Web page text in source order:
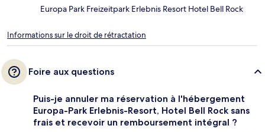
Europa Park Freizeitpark Erlebnis Resort Hotel Bell Rock
Informations sur le droit de rétractation
Foire aux questions
Puis-je annuler ma réservation à l'hébergement
Europa-Park Erlebnis-Resort, Hotel Bell Rock sans
frais et recevoir un remboursement intégral ?